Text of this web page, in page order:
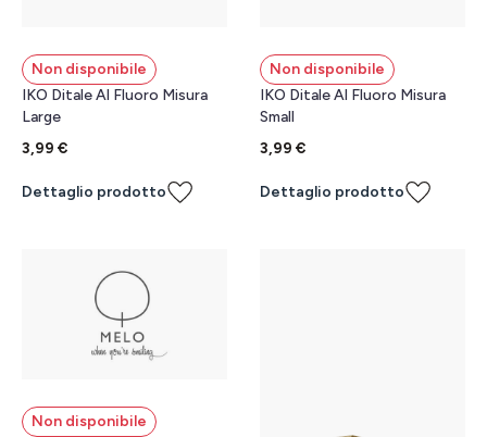
Non disponibile
IKO Ditale Al Fluoro Misura
Large
3,99 €
Dettaglio prodotto
Non disponibile
IKO Ditale Al Fluoro Misura
Small
3,99 €
Dettaglio prodotto
Non disponibile